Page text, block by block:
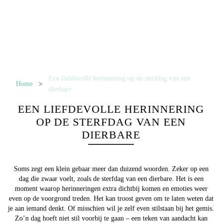
Home >
Een liefdevolle herinnering op de sterfdag van een
dierbare
EEN LIEFDEVOLLE HERINNERING
OP DE STERFDAG VAN EEN
DIERBARE
Soms zegt een klein gebaar meer dan duizend woorden. Zeker op een
dag die zwaar voelt, zoals de sterfdag van een dierbare. Het is een
moment waarop herinneringen extra dichtbij komen en emoties weer
even op de voorgrond treden. Het kan troost geven om te laten weten dat
je aan iemand denkt. Of misschien wil je zelf even stilstaan bij het gemis.
Zo’n dag hoeft niet stil voorbij te gaan – een teken van aandacht kan